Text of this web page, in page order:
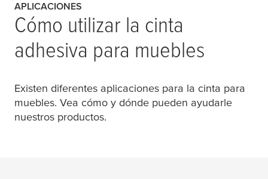
APLICACIONES
Cómo utilizar la cinta
adhesiva para muebles
Existen diferentes aplicaciones para la cinta para
muebles. Vea cómo y dónde pueden ayudarle
nuestros productos.